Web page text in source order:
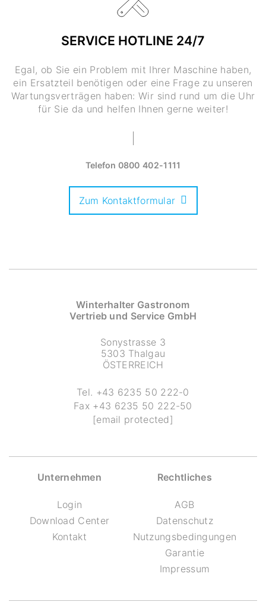
SERVICE HOTLINE 24/7
Egal, ob Sie ein Problem mit Ihrer Maschine haben,
ein Ersatzteil benötigen oder eine Frage zu unseren
Wartungsverträgen haben: Wir sind rund um die Uhr
für Sie da und helfen Ihnen gerne weiter!
Telefon 0800 402-1111
Zum Kontaktformular
Winterhalter Gastronom
Vertrieb und Service GmbH
Sonystrasse 3
5303 Thalgau
ÖSTERREICH
Tel. +43 6235 50 222-0
Fax +43 6235 50 222-50
[email protected]
Unternehmen
Login
Download Center
Kontakt
Rechtliches
AGB
Datenschutz
Nutzungsbedingungen
Garantie
Impressum